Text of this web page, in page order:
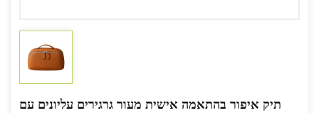
תיק איפור בהתאמה אישית מעור גרגירים עליונים עם